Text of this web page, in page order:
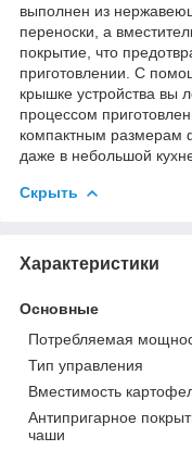
выполнен из
переноски, а
покрытие, что
приготовлении. С
крышке устройства вы
процессом
компактным размерам
даже в небольшой
Скрыть
Характеристики
Основные
Потребляемая
Тип управления
Вместимость
Антипригарное
чаши